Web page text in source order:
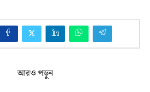
আরও পড়ুন